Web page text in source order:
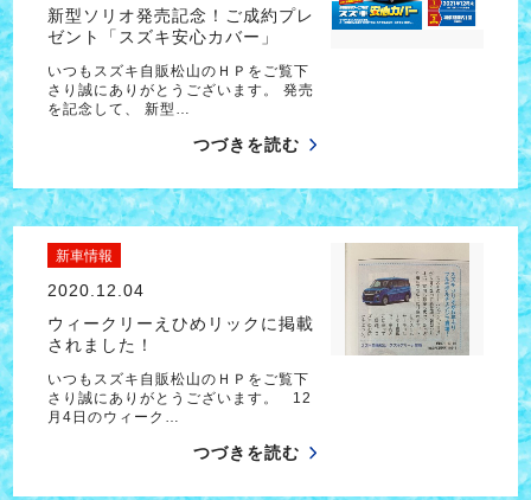
新型ソリオ発売記念！ご成約プレ
ゼント「スズキ安心カバー」
いつもスズキ自販松山のＨＰをご覧下
さり誠にありがとうございます。 発売
を記念して、 新型…
つづきを読む
新車情報
2020.12.04
ウィークリーえひめリックに掲載
されました！
いつもスズキ自販松山のＨＰをご覧下
さり誠にありがとうございます。 12
月4日のウィーク…
つづきを読む